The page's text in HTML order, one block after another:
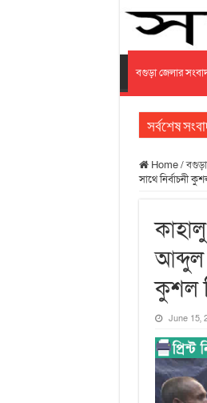
বগুড়া জেলার
সর্বশেষ
Home/
সাথে নির্বাচনী
আব্দুল
কুশল
June 15,